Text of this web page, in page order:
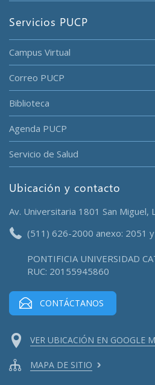
Servicios PUCP
Campus Virtual
Correo PUCP
Biblioteca
Agenda PUCP
Servicio de Salud
Ubicación y contacto
Av. Universitaria 1801 San Miguel,
(511) 626-2000 anexo: 2051
PONTIFICIA UNIVERSIDAD
RUC: 20155945860
CONTÁCTANOS
VER UBICACIÓN EN GOOGLE
MAPA DE SITIO